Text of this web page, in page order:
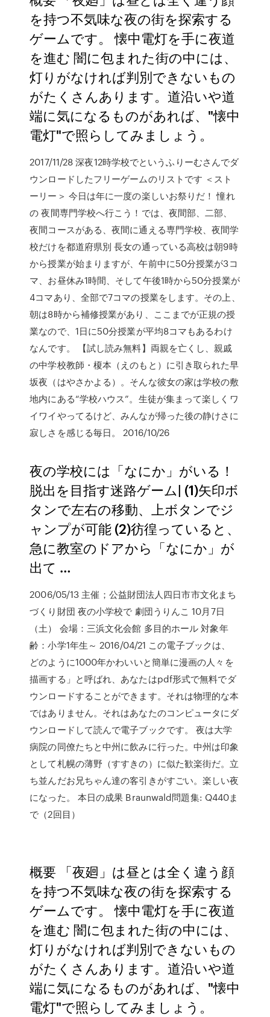
を持つ不気味な夜の街を探索する
ゲームです。 懐中電灯を手に夜道
を進む 闇に包まれた街の中には、
灯りがなければ判別できないもの
がたくさんあります。道沿いや道
端に気になるものがあれば、"懐中
電灯"で照らしてみましょう。
2017/11/28 深夜12時学校でというふりーむさんでダ
ウンロードしたフリーゲームのリストです ＜スト
ーリー＞ 今日は年に一度の楽しいお祭りだ！ 憧れ
の 夜間専門学校へ行こう！では、夜間部、二部、
夜間コースがある、夜間に通える専門学校、夜間学
校だけを都道府県別 長女の通っている高校は朝9時
から授業が始まりますが、午前中に50分授業が3コ
マ、お昼休み1時間、そして午後1時から50分授業が
4コマあり、全部で7コマの授業をします。その上、
朝は8時から補修授業があり、ここまでが正規の授
業なので、1日に50分授業が平均8コマもあるわけ
なんです。 【試し読み無料】両親を亡くし、親戚
の中学校教師・榎本（えのもと）に引き取られた早
坂夜（はやさかよる）。そんな彼女の家は学校の敷
地内にある“学校ハウス”。生徒が集まって楽しくワ
イワイやってるけど、みんなが帰った後の静けさに
寂しさを感じる毎日。 2016/10/26
夜の学校には「なにか」がいる！
脱出を目指す迷路ゲーム| (1)矢印ボ
タンで左右の移動、上ボタンでジ
ャンプが可能 (2)彷徨っていると、
急に教室のドアから「なにか」が
出て …
2006/05/13 主催；公益財団法人四日市市文化まち
づくり財団 夜の小学校で 劇団うりんこ 10月7日
（土） 会場：三浜文化会館 多目的ホール 対象年
齢：小学1年生～ 2016/04/21 この電子ブックは、
どのように1000年かわいいと簡単に漫画の人々を
描画する」と呼ばれ、あなたはpdf形式で無料でダ
ウンロードすることができます。それは物理的な本
ではありません。それはあなたのコンピュータにダ
ウンロードして読んで電子ブックです。 夜は大学
病院の同僚たちと中州に飲みに行った。中州は印象
として札幌の薄野（すすきの）に似た歓楽街だ。立
ち並んだお兄ちゃん達の客引きがすごい。楽しい夜
になった。 本日の成果 Braunwald問題集: Q440ま
で（2回目）
概要 「夜廻」は昼とは全く違う顔
を持つ不気味な夜の街を探索する
ゲームです。 懐中電灯を手に夜道
を進む 闇に包まれた街の中には、
灯りがなければ判別できないもの
がたくさんあります。道沿いや道
端に気になるものがあれば、"懐中
電灯"で照らしてみましょう。